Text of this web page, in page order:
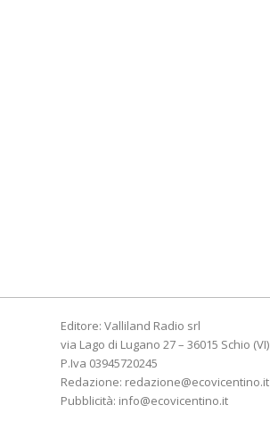
Editore: Valliland Radio srl
via Lago di Lugano 27 – 36015 Schio (VI)
P.Iva 03945720245
Redazione: redazione@ecovicentino.it
Pubblicità: info@ecovicentino.it